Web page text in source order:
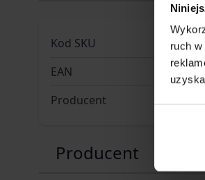
ruch
Kod SKU
EAN
Producent
Producent